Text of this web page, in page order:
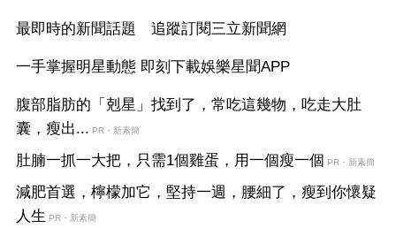
最即時的新聞話題 追蹤訂閱三立新聞網
一手掌握明星動態 即刻下載娛樂星聞APP
腹部脂肪的「剋星」找到了，常吃這幾物，吃走大肚
囊，瘦出... PR・新素簡
肚腩一抓一大把，只需1個雞蛋，用一個瘦一個 PR・新素簡
減肥首選，檸檬加它，堅持一週，腰細了，瘦到你懷疑
人生 PR・新素簡